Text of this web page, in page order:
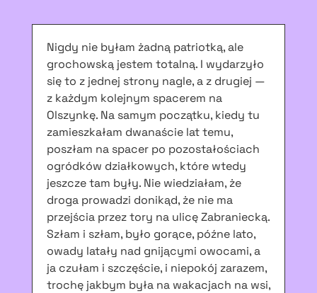
Nigdy nie byłam żadną patriotką, ale
grochowską jestem totalną. I wydarzyło
się to z jednej strony nagle, a z drugiej —
z każdym kolejnym spacerem na
Olszynkę. Na samym początku, kiedy tu
zamieszkałam dwanaście lat temu,
poszłam na spacer po pozostałościach
ogródków działkowych, które wtedy
jeszcze tam były. Nie wiedziałam, że
droga prowadzi donikąd, że nie ma
przejścia przez tory na ulicę Zabraniecką.
Szłam i szłam, było gorące, późne lato,
owady latały nad gnijącymi owocami, a
ja czułam i szczęście, i niepokój zarazem,
trochę jakbym była na wakacjach na wsi,